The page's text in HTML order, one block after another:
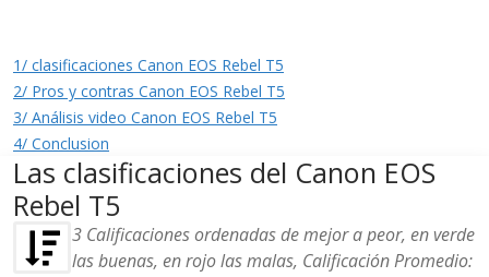
1/ clasificaciones Canon EOS Rebel T5
2/ Pros y contras Canon EOS Rebel T5
3/ Análisis video Canon EOS Rebel T5
4/ Conclusion
Las clasificaciones del Canon EOS
Rebel T5
3 Calificaciones ordenadas de mejor a peor, en verde
las buenas, en rojo las malas, Calificación Promedio: